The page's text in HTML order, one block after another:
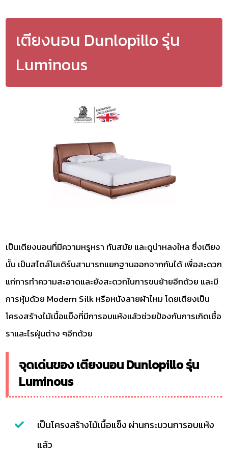
เตียงนอน Dunlopillo รุ่น
Luminous
เป็นเตียงนอนที่มีความหรูหรา ทันสมัย และดูน่าหลงใหล ซึ่งเตียง
นั้น เป็นสไตล์โมเดิร์นสามารถแยกฐานออกจากกันได้ เพื่อสะดวก
แก่การทำความสะอาดและยังสะดวกในการขนย้ายอีกด้วย และมี
การหุ้มด้วย Modern Silk หรือหนังลายผ้าไหม โดยเตียงเป็น
โครงสร้างไม้เนื้อแข็งที่มีการอบแห้งแล้วช่วยป้องกันการเกิดเชื้อ
ราและไรฝุ่นต่าง ๆอีกด้วย
จุดเด่นของ เตียงนอน Dunlopillo รุ่น
Luminous
เป็นโครงสร้างไม้เนื้อแข็ง ผ่านกระบวนการอบแห้ง
แล้ว